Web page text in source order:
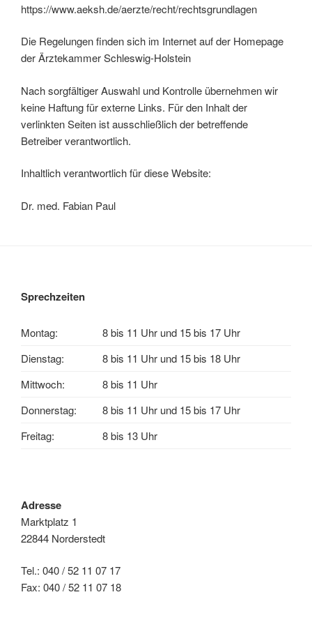
https://www.aeksh.de/aerzte/recht/rechtsgrundlagen
Die Regelungen finden sich im Internet auf der Homepage
der Ärztekammer Schleswig-Holstein
Nach sorgfältiger Auswahl und Kontrolle übernehmen wir
keine Haftung für externe Links. Für den Inhalt der
verlinkten Seiten ist ausschließlich der betreffende
Betreiber verantwortlich.
Inhaltlich verantwortlich für diese Website:
Dr. med. Fabian Paul
Sprechzeiten
Montag:
8 bis 11 Uhr und 15 bis 17 Uhr
Dienstag:
8 bis 11 Uhr und 15 bis 18 Uhr
Mittwoch:
8 bis 11 Uhr
Donnerstag:
8 bis 11 Uhr und 15 bis 17 Uhr
Freitag:
8 bis 13 Uhr
Adresse
Marktplatz 1
22844 Norderstedt
Tel.: 040 / 52 11 07 17
Fax: 040 / 52 11 07 18